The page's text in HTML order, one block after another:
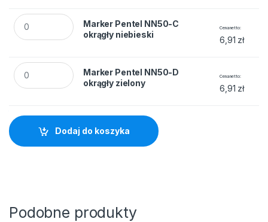
Marker Pentel NN50-C okrągły niebieski quantity
Marker Pentel NN50-C
okrągły niebieski
Cena netto
6,91 zł
Marker Pentel NN50-D okrągły zielony quantity
Marker Pentel NN50-D
okrągły zielony
Cena netto
6,91 zł
Dodaj do koszyka
Podobne produkty